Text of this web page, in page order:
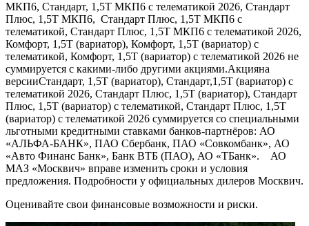
МКП6, Стандарт, 1,5Т МКП6 с телематикой 2026, Стандарт
Плюс, 1,5Т МКП6, Стандарт Плюс, 1,5Т МКП6 с
телематикой, Стандарт Плюс, 1,5Т МКП6 с телематикой 2026,
Комфорт, 1,5Т (вариатор), Комфорт, 1,5Т (вариатор) с
телематикой, Комфорт, 1,5Т (вариатор) с телематикой 2026 не
суммируется с какими-либо другими акциями.Акцияна
версииСтандарт, 1,5Т (вариатор), Стандарт,1,5Т (вариатор) с
телематикой 2026, Стандарт Плюс, 1,5Т (вариатор), Стандарт
Плюс, 1,5Т (вариатор) с телематикой, Стандарт Плюс, 1,5Т
(вариатор) с телематикой 2026 суммируется со специальными
льготными кредитными ставками банков-партнёров: АО
«АЛЬФА-БАНК», ПАО Сбербанк, ПАО «Совкомбанк», АО
«Авто Финанс Банк», Банк ВТБ (ПАО), АО «ТБанк». АО
МАЗ «Москвич» вправе изменить сроки и условия
предложения. Подробности у официальных дилеров Москвич.
Оценивайте свои финансовые возможности и риски.